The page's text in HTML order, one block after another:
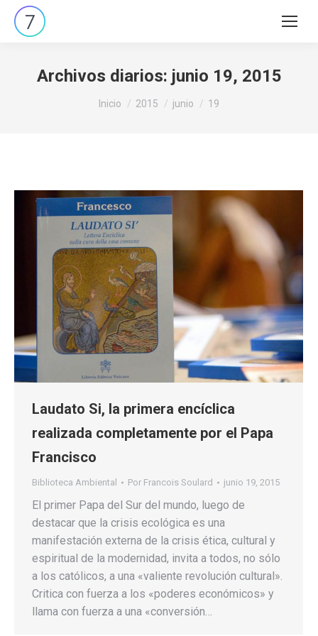
Buscar:
Archivos diarios: junio 19, 2015
Estás aquí:
Inicio 2015 junio 19
Laudato Si, la primera encíclica
realizada completamente por el Papa
Francisco
Biblioteca Ambiental Por Francois Soulard junio 19, 2015
El primer Papa del Sur del mundo, luego de
destacar que la crisis ecológica es una
manifestación externa de la crisis ética, cultural y
espiritual de la modernidad, invita a todos, no sólo
a los católicos, a una «valiente revolución cultural».
Critica con fuerza a los «poderes económicos» y
llama con fuerza a una «conversión…